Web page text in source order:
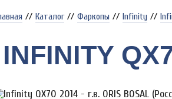
// Каталог // Фаркопы // Infinity //
INFINITY